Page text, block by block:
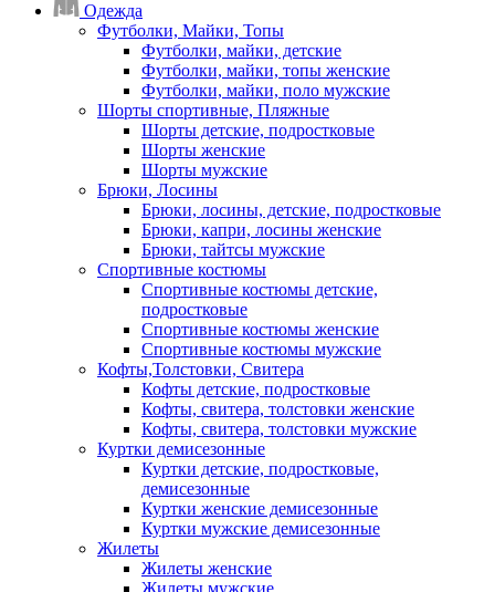
Одежда
Футболки, Майки, Топы
Футболки, майки, детские
Футболки, майки, топы женские
Футболки, майки, поло мужские
Шорты спортивные, Пляжные
Шорты детские, подростковые
Шорты женские
Шорты мужские
Брюки, Лосины
Брюки, лосины, детские, подростковые
Брюки, капри, лосины женские
Брюки, тайтсы мужские
Спортивные костюмы
Спортивные костюмы детские,
подростковые
Спортивные костюмы женские
Спортивные костюмы мужские
Кофты,Толстовки, Свитера
Кофты детские, подростковые
Кофты, свитера, толстовки женские
Кофты, свитера, толстовки мужские
Куртки демисезонные
Куртки детские, подростковые,
демисезонные
Куртки женские демисезонные
Куртки мужские демисезонные
Жилеты
Жилеты женские